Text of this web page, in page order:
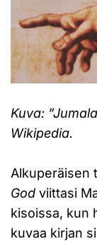
Kuva:
Wikipedia.
Alkuperäisen
God viittasi
kisoissa, kun
kuvaa kirjan